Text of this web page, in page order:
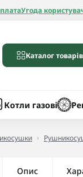
Угода
Каталог товарів
Котли газові
Опис